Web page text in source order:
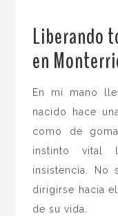
Liberando
en
En mi mano
nacido hace
como de
instinto vital
insistencia. No
dirigirse hacia
de su vida.